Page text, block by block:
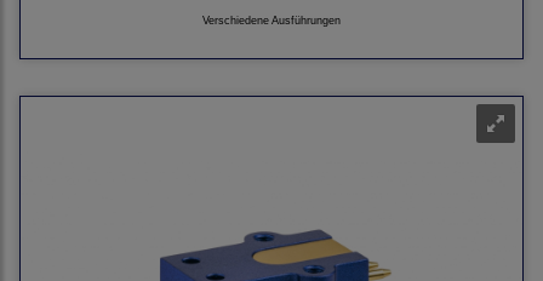
Verschiedene Ausführungen